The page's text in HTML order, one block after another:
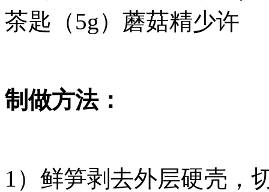
茶匙（5g）蘑菇精少许
制做方法：
1）鲜笋剥去外层硬壳，